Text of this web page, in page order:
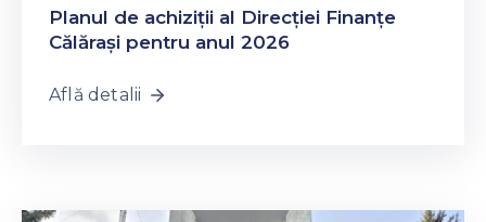
Planul de achiziții al Direcției Finanțe
Călărași pentru anul 2026
Află detalii